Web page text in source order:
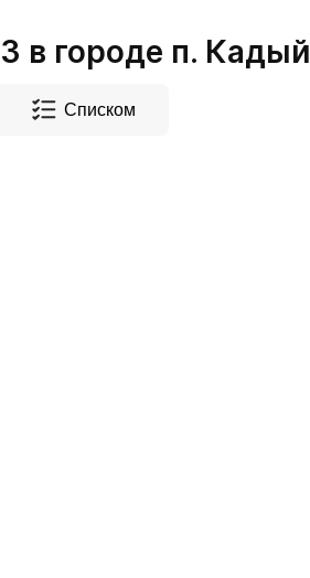
городе п. Кадый
Списком